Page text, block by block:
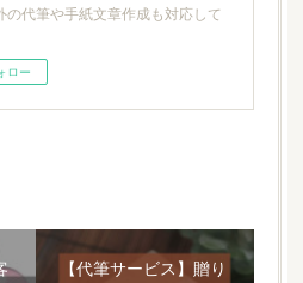
の代筆や手紙文章作成も対応して
ロー
【代筆サービス】贈り